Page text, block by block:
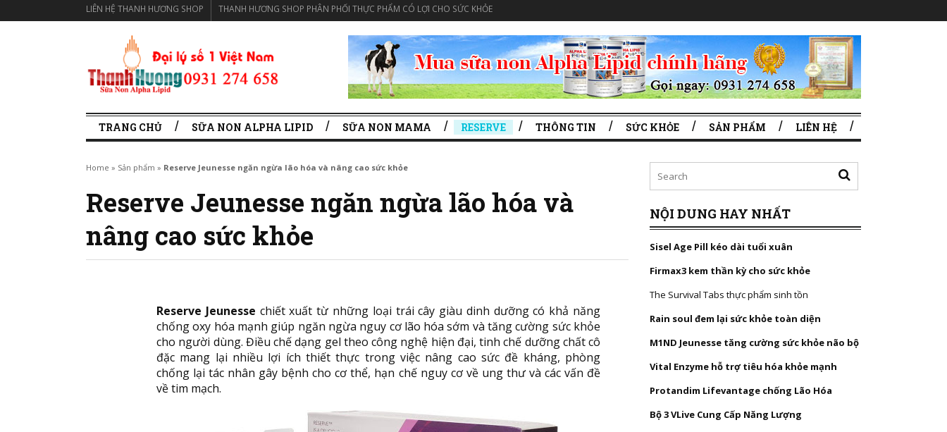
LIÊN HỆ THANH HƯƠNG SHOP THANH HƯƠNG SHOP PHÂN PHỐI THỰC PHẨM CÓ LỢI CHO SỨC KHỎE
TRANG CHỦ SỮA NON ALPHA LIPID SỮA NON MAMA RESERVE THÔNG TIN SỨC KHỎE SẢN PHẨM LIÊN HỆ
Home » Sản phẩm » Reserve Jeunesse ngăn ngừa lão hóa và nâng cao sức khỏe
Reserve Jeunesse ngăn ngừa lão hóa và
nâng cao sức khỏe
Reserve Jeunesse chiết xuất từ những loại trái cây giàu dinh dưỡng có khả năng
chống oxy hóa mạnh giúp ngăn ngừa nguy cơ lão hóa sớm và tăng cường sức khỏe
cho người dùng. Điều chế dạng gel theo công nghệ hiện đại, tinh chế dưỡng chất cô
đặc mang lại nhiều lợi ích thiết thực trong việc nâng cao sức đề kháng, phòng
chống lại tác nhân gây bệnh cho cơ thể, hạn chế nguy cơ về ung thư và các vấn đề
về tim mạch.
NỘI DUNG HAY NHẤT
Sisel Age Pill kéo dài tuổi xuân
Firmax3 kem thần kỳ cho sức khỏe
The Survival Tabs thực phẩm sinh tồn
Rain soul đem lại sức khỏe toàn diện
M1ND Jeunesse tăng cường sức khỏe não bộ
Vital Enzyme hỗ trợ tiêu hóa khỏe mạnh
Protandim Lifevantage chống Lão Hóa
Bộ 3 VLive Cung Cấp Năng Lượng